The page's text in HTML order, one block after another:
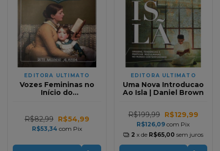
EDITORA ULTIMATO
Vozes Femininas no
Início do
Salviano Almeida
R$82,99 R$54,99
R$53,34 com Pix
EDITORA ULTIMATO
Uma Nova Introducao
Ao Isla | Daniel Brown
R$199,99 R$129,99
R$126,09com Pix
2 x de R$65,00 sem juros